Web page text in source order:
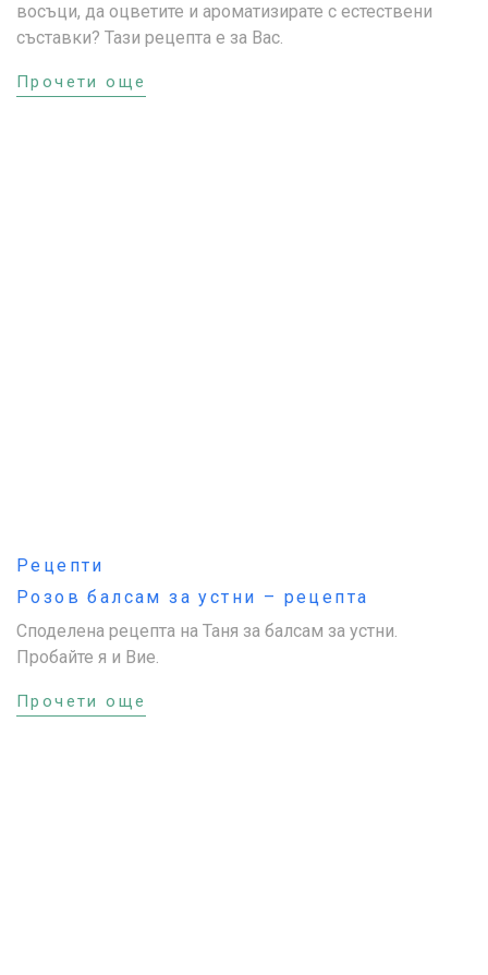
восъци, да оцветите и ароматизирате с естествени
съставки? Тази рецепта е за Вас.
Прочети още
Рецепти
Розов балсам за устни – рецепта
Споделена рецепта на Таня за балсам за устни.
Пробайте я и Вие.
Прочети още